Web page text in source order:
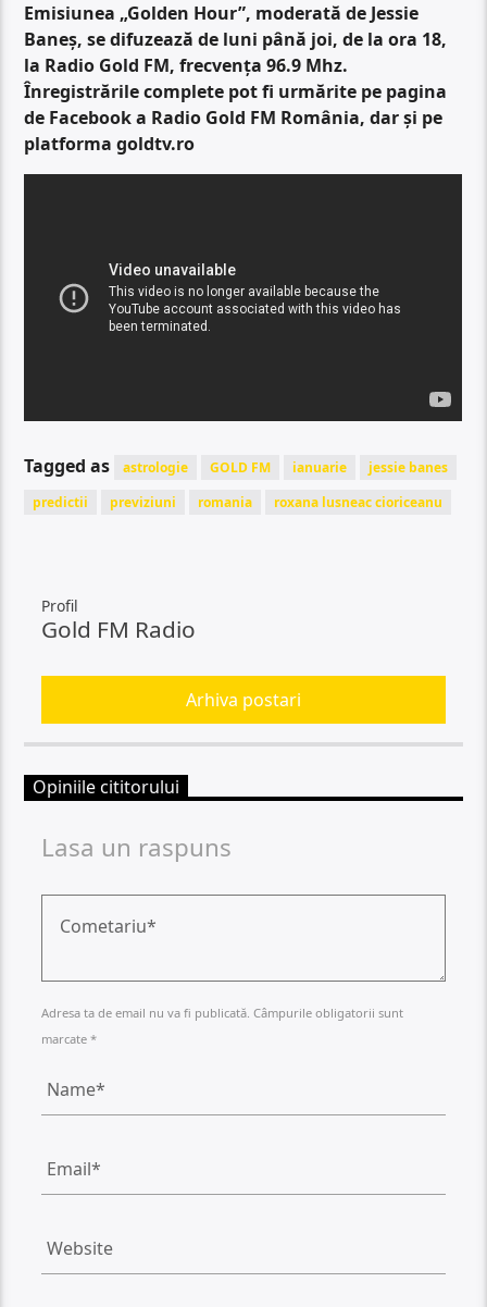
Emisiunea „Golden Hour”, moderată de Jessie
Baneș, se difuzează de luni până joi, de la ora 18,
la Radio Gold FM, frecvența 96.9 Mhz.
Înregistrările complete pot fi urmărite pe pagina
de Facebook a Radio Gold FM România, dar și pe
platforma goldtv.ro
Tagged as astrologie GOLD FM ianuarie
jessie banes
predictii
previziuni romania roxana lusneac cioriceanu
Profil
Gold FM Radio
Arhiva postari
Opiniile cititorului
Lasa un raspuns
Adresa ta de email nu va fi publicată. Câmpurile obligatorii sunt
marcate *